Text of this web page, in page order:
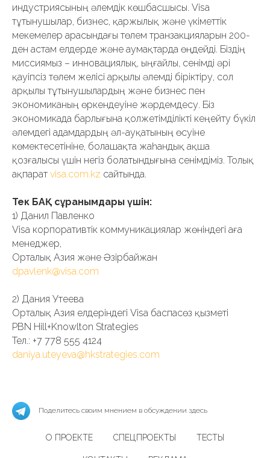
индустриясының әлемдік көшбасшысы. Visa
тұтынушылар, бизнес, қаржылық және үкіметтік
мекемелер арасындағы төлем транзакцияларын 200-
ден астам елдерде және аумақтарда өңдейді. Біздің
миссиямыз – инновациялық, ыңғайлы, сенімді әрі
қауіпсіз төлем желісі арқылы әлемді біріктіру, сол
арқылы тұтынушылардың және бизнес пен
экономиканың өркендеуіне жәрдемдесу. Біз
экономикада барлығына қолжетімділікті кеңейту бүкіл
әлемдегі адамдардың әл-ауқатының өсуіне
көмектесетініне, болашақта жаһандық ақша
қозғалысы үшін негіз болатындығына сенімдіміз. Толық
ақпарат visa.com.kz сайтында.
Тек БАҚ сұранымдары үшін:
1) Данил Павленко
Visa корпоративтік коммуникациялар жөніндегі аға
менеджер,
Орталық Азия және Әзірбайжан
dpavlenk@visa.com
2) Дания Утеева
Орталық Азия елдеріндегі Visa баспасөз қызметі
PBN Hill+Knowlton Strategies
Тел.: +7 778 555 4124
daniya.uteyeva@hkstrategies.com
Поделитесь своим мнением в обсуждении здесь
О ПРОЕКТЕ СПЕЦПРОЕКТЫ ТЕСТЫ